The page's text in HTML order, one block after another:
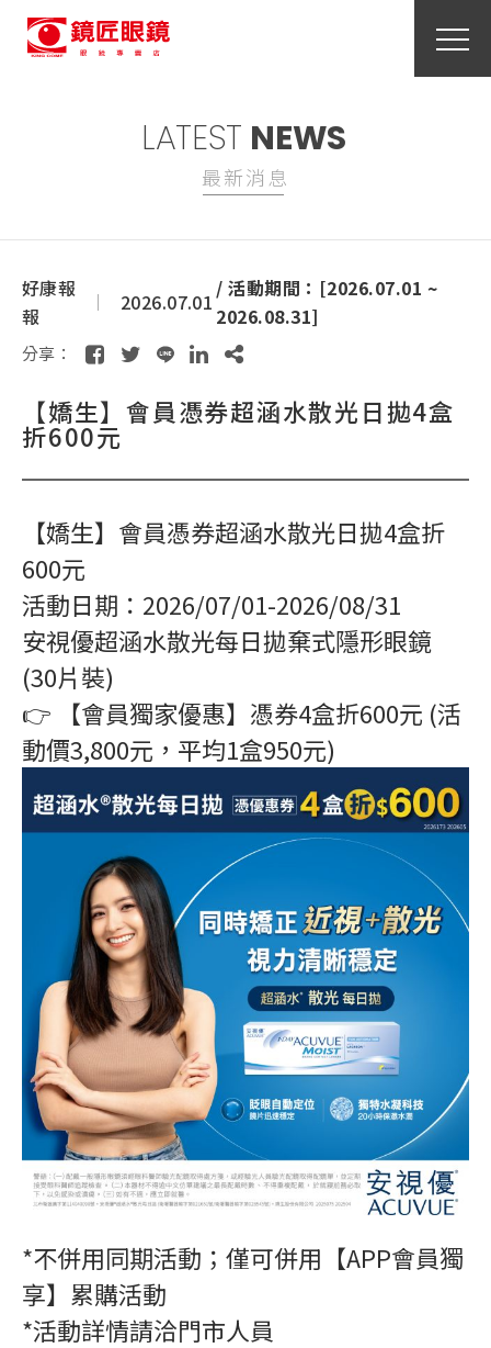
LATEST NEWS
最新消息
好康報
報
2026.07.01
/ 活動期間：[2026.07.01 ~
2026.08.31]
分享：
【嬌生】會員憑券超涵水散光日拋4盒
折600元
【嬌生】會員憑券超涵水散光日拋4盒折
600元
活動日期：2026/07/01-2026/08/31
安視優超涵水散光每日拋棄式隱形眼鏡
(30片裝)
👉 【會員獨家優惠】憑券4盒折600元 (活
動價3,800元，平均1盒950元)
*不併用同期活動；僅可併用【APP會員獨
享】累購活動
*活動詳情請洽門市人員